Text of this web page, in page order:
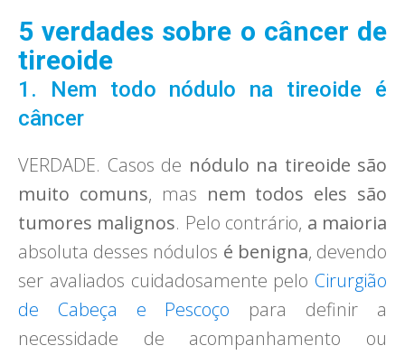
5 verdades sobre o câncer de
tireoide
1. Nem todo nódulo na tireoide é
câncer
VERDADE. Casos de nódulo na tireoide são
muito comuns, mas nem todos eles são
tumores malignos. Pelo contrário, a maioria
absoluta desses nódulos é benigna, devendo
ser avaliados cuidadosamente pelo Cirurgião
de Cabeça e Pescoço para definir a
necessidade de acompanhamento ou